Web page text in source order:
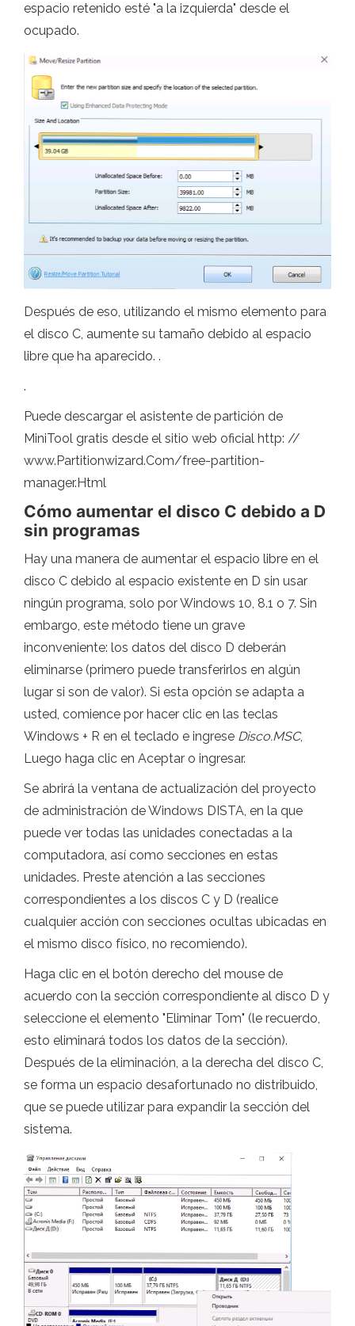
espacio retenido esté "a la izquierda" desde el
ocupado.
Después de eso, utilizando el mismo elemento para
el disco C, aumente su tamaño debido al espacio
libre que ha aparecido. .
.
Puede descargar el asistente de partición de
MiniTool gratis desde el sitio web oficial http: //
www.Partitionwizard.Com/free-partition-
manager.Html
Cómo aumentar el disco C debido a D
sin programas
Hay una manera de aumentar el espacio libre en el
disco C debido al espacio existente en D sin usar
ningún programa, solo por Windows 10, 8.1 o 7. Sin
embargo, este método tiene un grave
inconveniente: los datos del disco D deberán
eliminarse (primero puede transferirlos en algún
lugar si son de valor). Si esta opción se adapta a
usted, comience por hacer clic en las teclas
Windows + R en el teclado e ingrese Disco.MSC,
Luego haga clic en Aceptar o ingresar.
Se abrirá la ventana de actualización del proyecto
de administración de Windows DISTA, en la que
puede ver todas las unidades conectadas a la
computadora, así como secciones en estas
unidades. Preste atención a las secciones
correspondientes a los discos C y D (realice
cualquier acción con secciones ocultas ubicadas en
el mismo disco físico, no recomiendo).
Haga clic en el botón derecho del mouse de
acuerdo con la sección correspondiente al disco D y
seleccione el elemento "Eliminar Tom" (le recuerdo,
esto eliminará todos los datos de la sección).
Después de la eliminación, a la derecha del disco C,
se forma un espacio desafortunado no distribuido,
que se puede utilizar para expandir la sección del
sistema.